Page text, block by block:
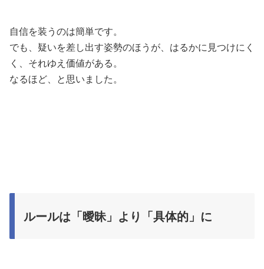
自信を装うのは簡単です。
でも、疑いを差し出す姿勢のほうが、はるかに見つけにく
く、それゆえ価値がある。
なるほど、と思いました。
ルールは「曖昧」より「具体的」に